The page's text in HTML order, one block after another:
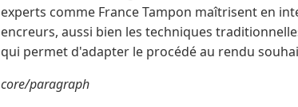
experts comme France Tampon maîtrisent en
encreurs, aussi bien les techniques
qui permet d'adapter le procédé au rendu
core/paragraph